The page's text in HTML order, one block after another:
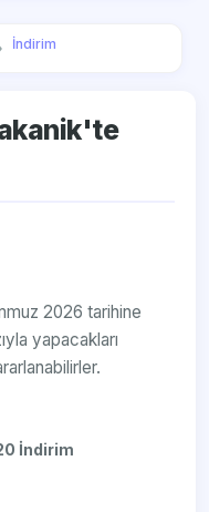
İndirim
2026 tarihine
yapacakları
İndirim